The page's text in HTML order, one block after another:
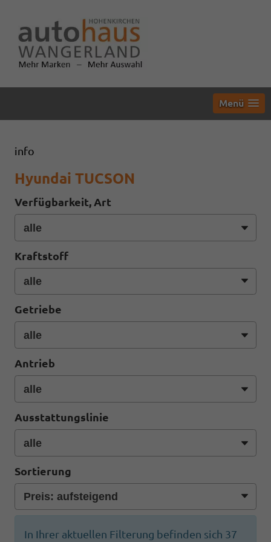
Menü
info
Hyundai TUCSON
Verfügbarkeit, Art
Kraftstoff
Getriebe
Antrieb
Ausstattungslinie
Sortierung
In Ihrer aktuellen Filterung befinden sich 37